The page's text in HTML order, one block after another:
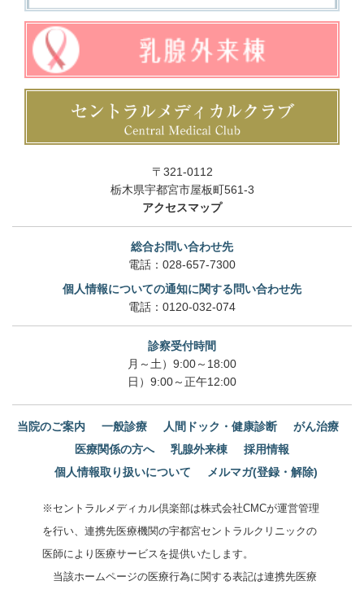
〒321-0112
栃木県宇都宮市屋板町561-3
アクセスマップ
総合お問い合わせ先
電話： 028-657-7300
個人情報についての通知に関する問い合わせ先
電話： 0120-032-074
診察受付時間
月～土）9:00～18:00
日）9:00～正午12:00
当院のご案内 一般診療 人間ドック・健康診断
がん治療
医療関係の方へ
乳腺外来棟
採用情報
個人情報取り扱いについて
メルマガ(登録・解除)
※セントラルメディカル倶楽部は株式会社CMCが運営管理
を行い、連携先医療機関の宇都宮セントラルクリニックの
医師により医療サービスを提供いたします。
当該ホームページの医療行為に関する表記は連携先医療